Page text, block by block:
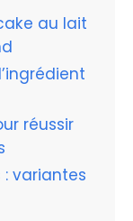
au lait
réussir
: variantes